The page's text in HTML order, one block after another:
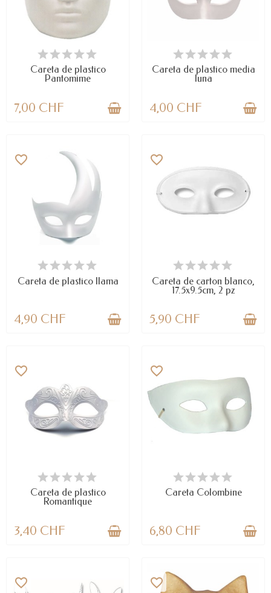
DISPONIBLE
Careta de plastico
Pantomime
7,00 CHF
LAST ITEMS IN STOCK
Careta de plastico media
luna
4,00 CHF
LAST ITEMS IN STOCK
favorite_border
Careta de plastico llama
4,90 CHF
DISPONIBLE
favorite_border
Careta de carton blanco,
17.5x9.5cm, 2 pz
5,90 CHF
DISPONIBLE
favorite_border
Careta de plastico
Romantique
3,40 CHF
LAST ITEMS IN STOCK
favorite_border
Careta Colombine
6,80 CHF
favorite_border favorite_border